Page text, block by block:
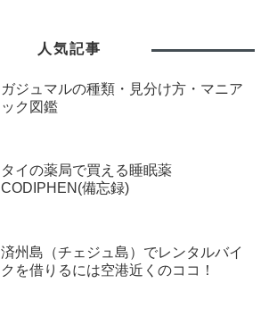
人気記事
ガジュマルの種類・見分け方・マニア
ック図鑑
タイの薬局で買える睡眠薬
CODIPHEN(備忘録)
済州島（チェジュ島）でレンタルバイ
クを借りるには空港近くのココ！